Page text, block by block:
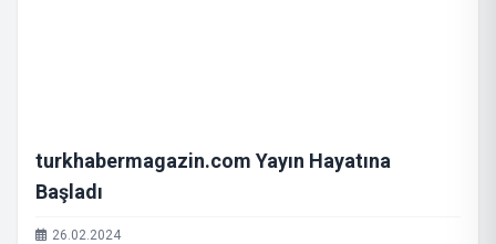
turkhabermagazin.com Yayın Hayatına
Başladı
26.02.2024